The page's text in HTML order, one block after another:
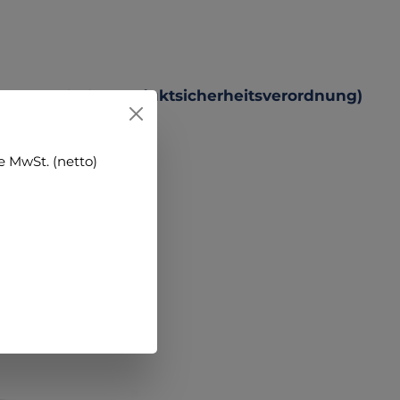
zur GPSR Produktsicherheitsverordnung)
MwSt. (netto)